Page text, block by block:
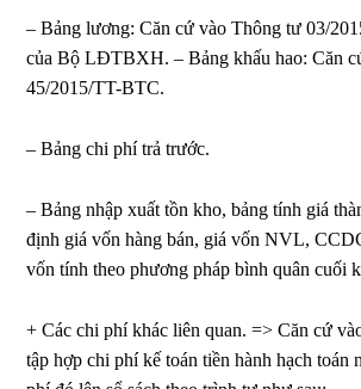
– Bảng lương: Căn cứ vào Thông tư 03/
của Bộ LĐTBXH. – Bảng khấu hao: Căn
45/2015/TT-BTC.
– Bảng chi phí trả trước.
– Bảng nhập xuất tồn kho, bảng tính giá
định giá vốn hàng bán, giá vốn NVL,
vốn tính theo phương pháp bình quân cuối
+ Các chi phí khác liên quan. => Căn cứ
tập hợp chi phí kế toán tiền hành hạch toán